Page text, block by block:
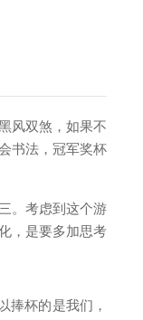
风双煞，如果不
书法，冠军奖杯
。考虑到这个游
，是要多加思考
捧杯的是我们，